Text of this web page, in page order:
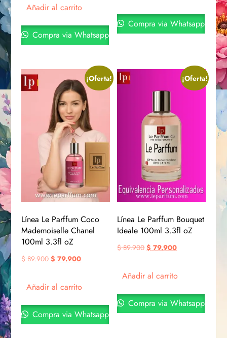
Añadir al carrito
Compra via Whatsapp
Compra via Whatsapp
¡Oferta!
Línea Le Parffum Coco
Mademoiselle Chanel
100ml 3.3fl oZ
$89.900 $ 79.900
Añadir al carrito
Compra via Whatsapp
¡Oferta!
Línea Le Parffum Bouquet
Ideale 100ml 3.3fl oZ
$89.900 $ 79.900
Añadir al carrito
Compra via Whatsapp